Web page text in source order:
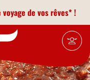
de vos rêves* !